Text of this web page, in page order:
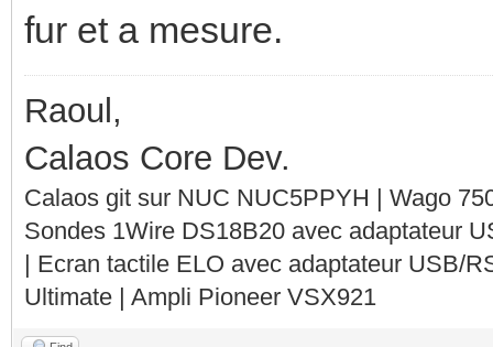
fur et a mesure.
Raoul,
Calaos Core Dev.
Calaos git sur NUC NUC5PPYH | Wago
Sondes 1Wire DS18B20 avec adaptateur
| Ecran tactile ELO avec adaptateur USB/
Ultimate | Ampli Pioneer VSX921